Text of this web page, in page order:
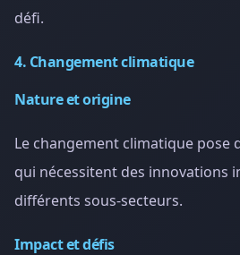
défi.
4. Changement climatique
Nature et origine
Le changement climatique pose
qui nécessitent des innovations
différents sous-secteurs.
Impact et défis